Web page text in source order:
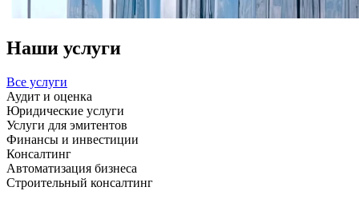
Наши услуги
Все услуги
Аудит и оценка
Юридические услуги
Услуги для эмитентов
Финансы и инвестиции
Консалтинг
Автоматизация бизнеса
Строительный консалтинг